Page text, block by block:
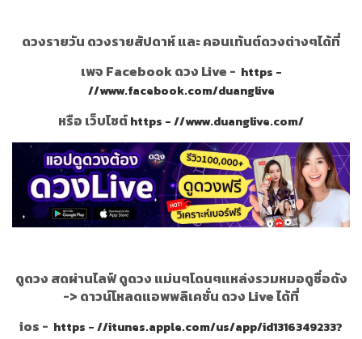
ดวงรายวัน ดวงรายสัปดาห์ และ คอนเท้นต์ดวงต่างๆได้ที่
เพจ Facebook ดวง Live - https -
//www.facebook.com/duanglive
หรือ เว็บไซต์https - //www.duanglive.com/
ดูดวง สดผ่านไลฟ์ ดูดวง แม่นๆโดนๆแหล่งรวมหมอดูชื่อดัง
-> ดาวน์โหลดแอพพลิเคชั่น ดวง Live ได้ที่
ios - https - //itunes.apple.com/us/app/id1316349233?